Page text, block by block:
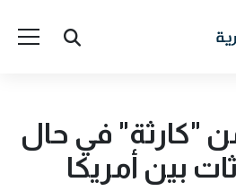
"كارثة" في حال
بين أمريكا